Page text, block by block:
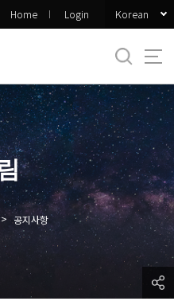
Home Login Korean
> 공지사항